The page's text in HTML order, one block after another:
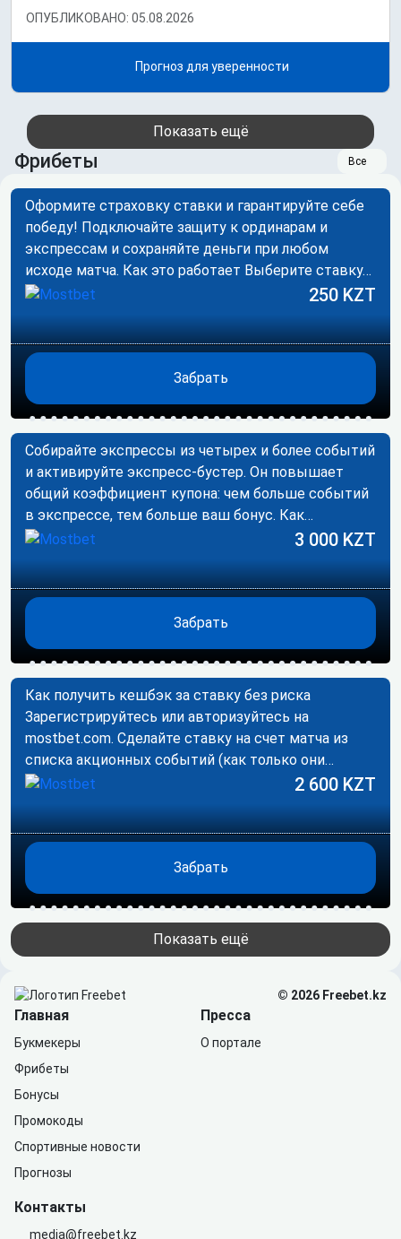
ОПУБЛИКОВАНО: 05.08.2026
Прогноз для уверенности
Показать ещё
Фрибеты Все
Оформите страховку ставки и гарантируйте себе
победу! Подключайте защиту к ординарам и
экспрессам и сохраняйте деньги при любом
исходе матча. Как это работает Выберите ставку…
250 KZT
Забрать
Собирайте экспрессы из четырех и более событий
и активируйте экспресс-бустер. Он повышает
общий коэффициент купона: чем больше событий
в экспрессе, тем больше ваш бонус. Как…
3 000 KZT
Забрать
Как получить кешбэк за ставку без риска
Зарегистрируйтесь или авторизуйтесь на
mostbet.com. Сделайте ставку на счет матча из
списка акционных событий (как только они
появятся).…
2 600 KZT
Забрать
Показать ещё
© 2026 Freebet.kz
Главная
Букмекеры
Фрибеты
Бонусы
Промокоды
Спортивные новости
Прогнозы
Пресса
О портале
Контакты
media@freebet.kz